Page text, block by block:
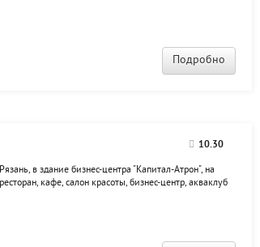
Подробно
10.30
в здание бизнес-центра "Капитал-Атрон", на
кафе, салон красоты, бизнес-центр, акваклуб
аксессуаров, смена...